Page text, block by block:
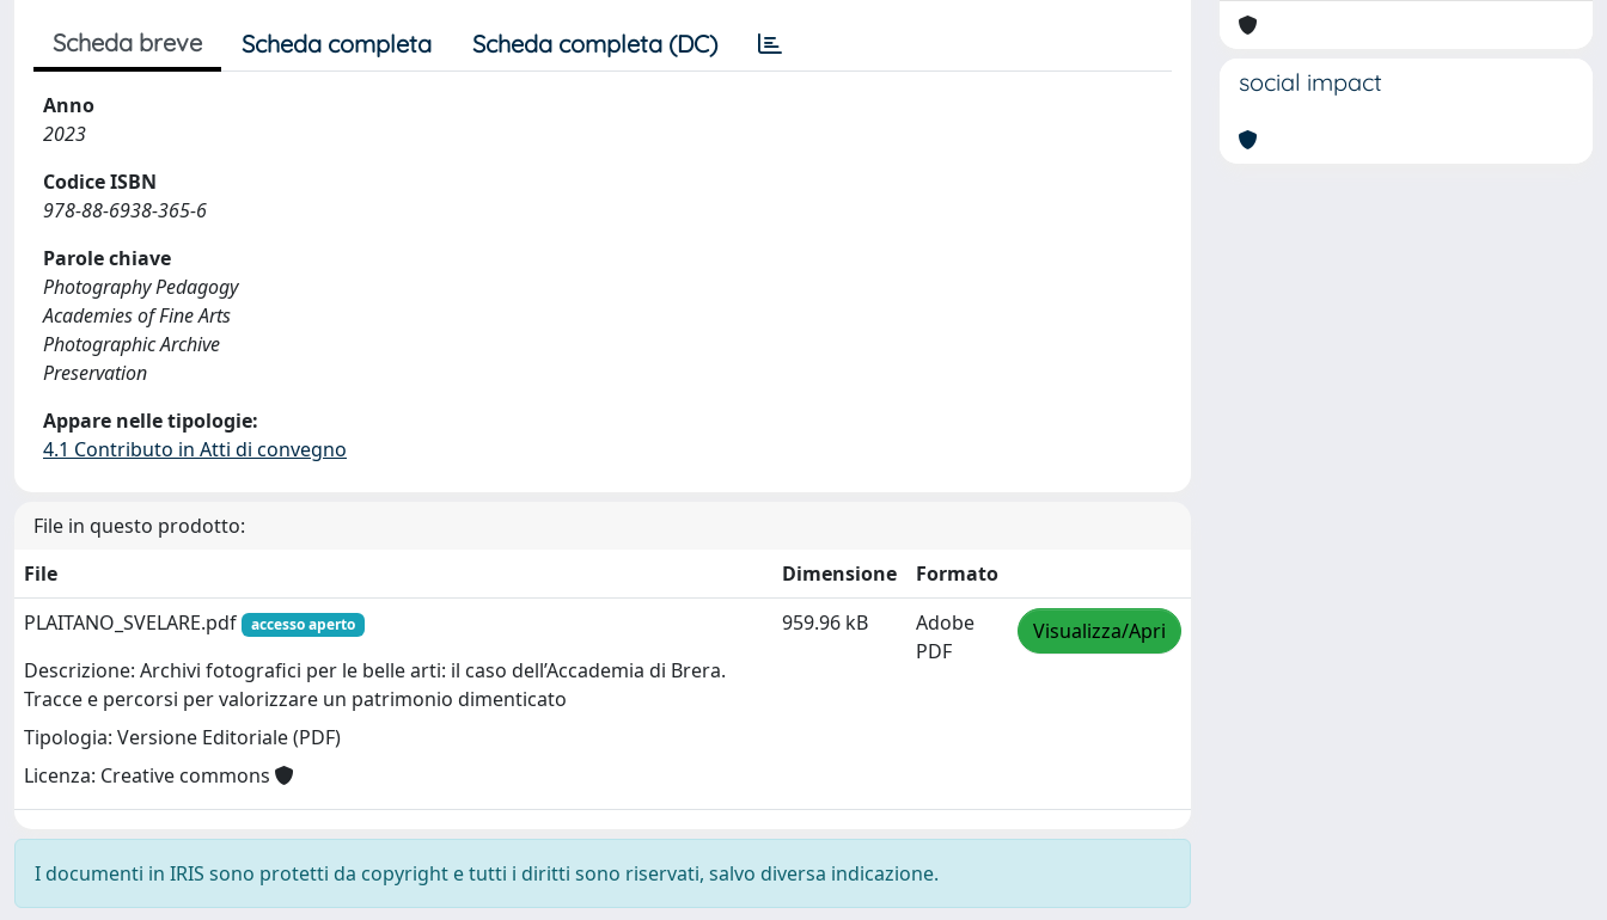
Scheda breve Scheda completa Scheda completa (DC)
Anno
2023
Codice ISBN
978-88-6938-365-6
Parole chiave
Photography Pedagogy
Academies of Fine Arts
Photographic Archive
Preservation
Appare nelle tipologie:
4.1 Contributo in Atti di convegno
File in questo prodotto:
File
Dimensione
Formato
PLAITANO_SVELARE.pdf
accesso aperto
Descrizione: Archivi fotografici per le belle arti: il caso dell’Accademia di Brera.
Tracce e percorsi per valorizzare un patrimonio dimenticato
Tipologia: Versione Editoriale (PDF)
Licenza: Creative commons
959.96 kB
Adobe
PDF
Visualizza/Apri
I documenti in IRIS sono protetti da copyright e tutti i diritti sono riservati, salvo diversa indicazione.
social impact